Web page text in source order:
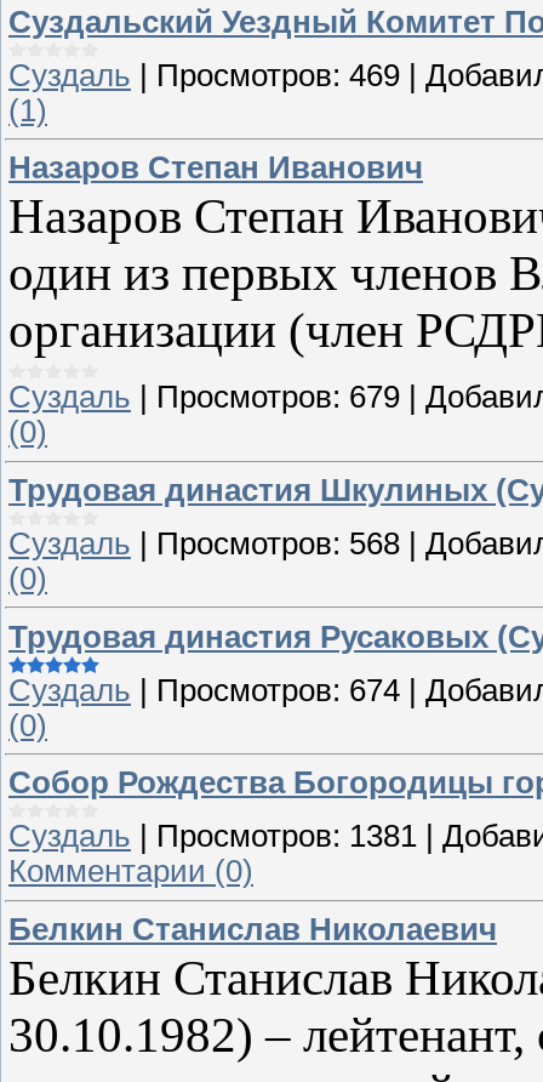
Суздальский Уездный Комитет
Суздаль | Просмотров: 469 |
(1)
Назаров Степан Иванович
Назаров Степан
один из первых членов
организации (член
Суздаль Просмотров: 679
(0)
Трудовая династия Шкулиных
Суздаль
Просмотров: 568
(0)
Трудовая династия Русаковых
Суздаль | Просмотров: 674 |
(0)
Собор Рождества Богородицы
Суздаль
Просмотров: 1381
Комментарии (0)
Белкин Станислав Николаевич
Белкин Станислав
30.10.1982) –